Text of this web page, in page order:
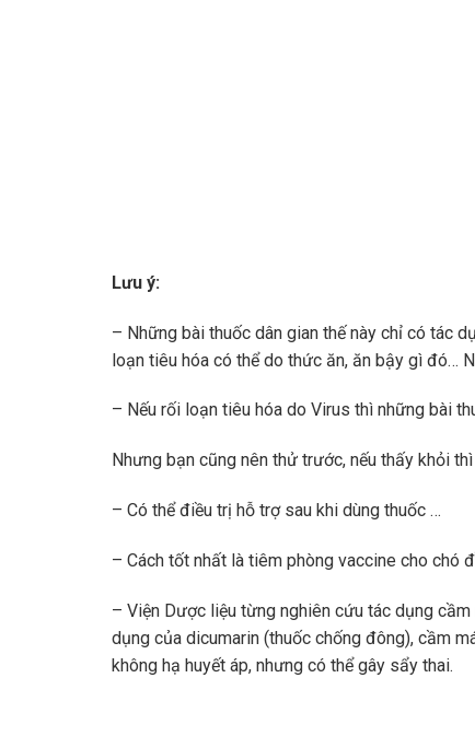
Lưu ý:
– Những bài thuốc dân gian thế này chỉ có tác
loạn tiêu hóa có thể do thức ăn, ăn bậy gì đó…
– Nếu rối loạn tiêu hóa do Virus thì những bài
Nhưng bạn cũng nên thử trước, nếu thấy khỏi
– Có thể điều trị hỗ trợ sau khi dùng thuốc …
– Cách tốt nhất là tiêm phòng vaccine cho chó
– Viện Dược liệu từng nghiên cứu tác dụng
dụng của dicumarin (thuốc chống đông), cầm
không hạ huyết áp, nhưng có thể gây sẩy thai.